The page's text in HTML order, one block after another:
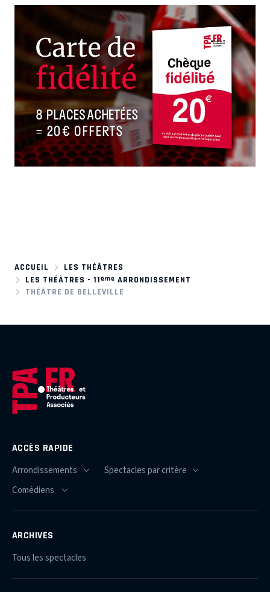
ACCUEIL
LES THÉÂTRES
LES THÉÂTRES - 11ème ARRONDISSEMENT
THÉÂTRE DE BELLEVILLE
ACCÈS RAPIDE
ARCHIVES
Tous les spectacles